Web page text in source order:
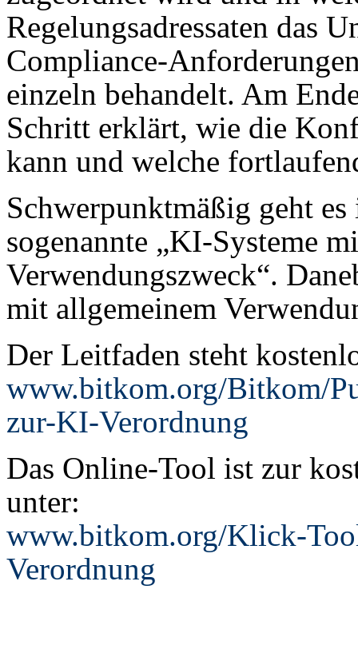
Regelungsadressaten das
Compliance-
einzeln behandelt. Am
Schritt erklärt, wie die
kann und welche
Schwerpunktmäßig geht
sogenannte „KI-Systeme
Verwendungszweck“.
mit allgemeinem
Der Leitfaden steht
www.bitkom.org/Bitkom/
zur-KI-Verordnung
Das Online-Tool ist zur
unter:
www.bitkom.org/Klick-
Verordnung